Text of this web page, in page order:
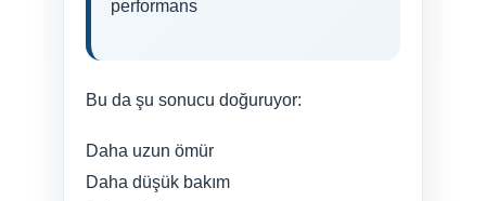
performans
Bu da şu sonucu doğuruyor:
Daha uzun ömür
Daha düşük bakım